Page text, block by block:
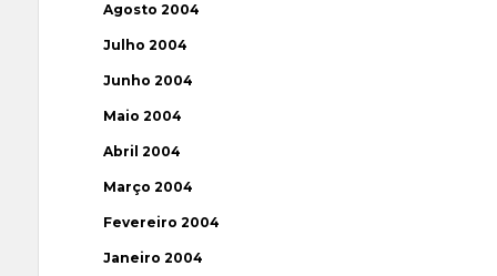
Agosto 2004
Julho 2004
Junho 2004
Maio 2004
Abril 2004
Março 2004
Fevereiro 2004
Janeiro 2004